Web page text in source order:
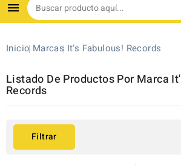

Inicio Marcas It's Fabulous! Records
Listado De Productos Por Marca
Records
Filtrar